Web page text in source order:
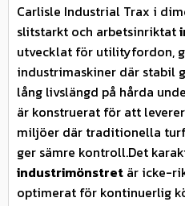
Carlisle Industrial Trax i
slitstarkt och arbetsinriktat
utvecklat för utilityfordon,
industrimaskiner där stabil
lång livslängd på hårda
är konstruerat för att
miljöer där traditionella
ger sämre kontroll.Det
industrimönstret är icke-
optimerat för kontinuerlig